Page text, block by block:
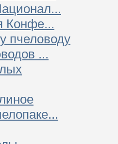
Конфе...
пчеловоду
...